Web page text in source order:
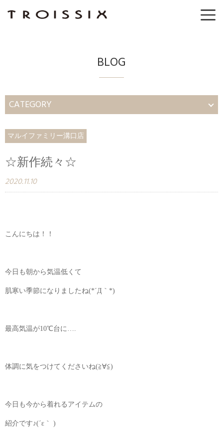
BLOG
CATEGORY
マルイファミリー溝口店
☆新作続々☆
2020.11.10
こんにちは！！
今日も朝から気温低くて
肌寒い季節になりましたね(*´Д｀*)
最高気温が10℃台に….
体調に気をつけてくださいね(≧∀≦)
今日も今から着れるアイテムの
紹介です♪(´ε｀ )